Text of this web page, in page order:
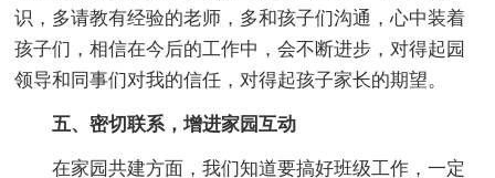
识，多请教有经验的老师，多和孩子们沟通，心中装着
孩子们，相信在今后的工作中，会不断进步，对得起园
领导和同事们对我的信任，对得起孩子家长的期望。
五、密切联系，增进家园互动
在家园共建方面，我们知道要搞好班级工作，一定